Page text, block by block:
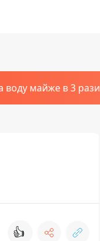
воду майже в 3 рази
👍